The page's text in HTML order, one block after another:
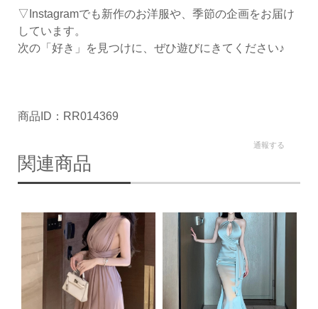
▽Instagramでも新作のお洋服や、季節の企画をお届け
しています。
次の「好き」を見つけに、ぜひ遊びにきてください♪
商品ID：RR014369
通報する
関連商品